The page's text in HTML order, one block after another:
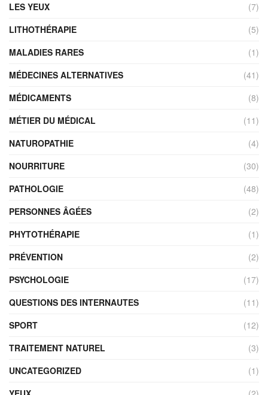
LES YEUX
(7)
LITHOTHÉRAPIE
(5)
MALADIES RARES
(1)
MÉDECINES ALTERNATIVES
(41)
MÉDICAMENTS
(8)
MÉTIER DU MÉDICAL
(11)
NATUROPATHIE
(4)
NOURRITURE
(30)
PATHOLOGIE
(48)
PERSONNES ÂGÉES
(2)
PHYTOTHÉRAPIE
(1)
PRÉVENTION
(2)
PSYCHOLOGIE
(17)
QUESTIONS DES INTERNAUTES
(11)
SPORT
(12)
TRAITEMENT NATUREL
(3)
UNCATEGORIZED
(1)